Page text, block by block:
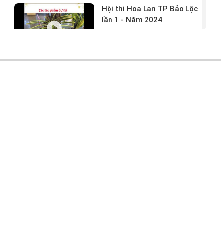
Hội thi Hoa Lan TP Bảo Lộc
lần 1 - Năm 2024